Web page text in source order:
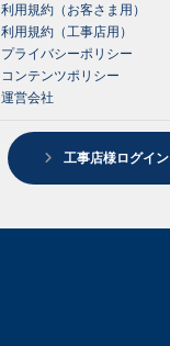
利用規約（お客さま用）
利用規約（工事店用）
プライバシーポリシー
コンテンツポリシー
運営会社
工事店様ログイン